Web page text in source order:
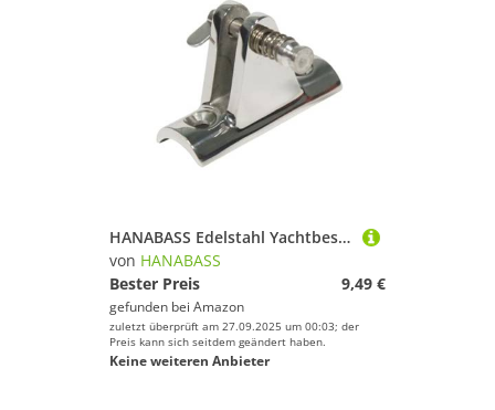
HANABASS Edelstahl Yachtbeschlag Präzisionspoliert Langlebiges Metallzubehör für Boote und Yachten Robustes Bootsteil mit Starkem Halt Passend für Deckbeschläge und Klampen
von HANABASS
Bester Preis
9,49 €
gefunden bei Amazon
zuletzt überprüft am 27.09.2025 um 00:03; der
Preis kann sich seitdem geändert haben.
Keine weiteren Anbieter